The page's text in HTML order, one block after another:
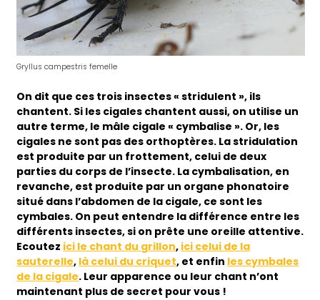
Gryllus campestris femelle
On dit que ces trois insectes « stridulent », ils
chantent. Si les cigales chantent aussi, on utilise un
autre terme, le mâle cigale « cymbalise ». Or, les
cigales ne sont pas des orthoptères. La stridulation
est produite par un frottement, celui de deux
parties du corps de l’insecte. La cymbalisation, en
revanche, est produite par un organe phonatoire
situé dans l’abdomen de la cigale, ce sont les
cymbales. On peut entendre la différence entre les
différents insectes, si on prête une oreille attentive.
Ecoutez ici le chant du grillon, ici celui de la
sauterelle, là celui du criquet, et enfin les cymbales
de la cigale. Leur apparence ou leur chant n’ont
maintenant plus de secret pour vous !